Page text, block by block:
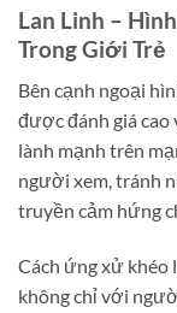
Lan Linh –
Trong Giới Trẻ
Bên cạnh ngoại
được đánh giá cao
lành mạnh trên
người xem, tránh
truyền cảm hứng
Cách ứng xử khéo
không chỉ với